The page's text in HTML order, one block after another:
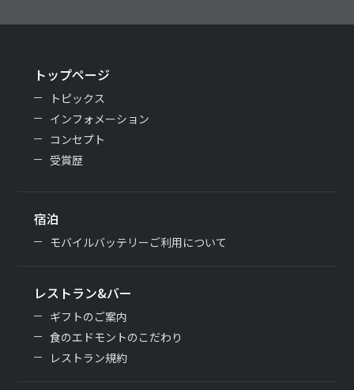
トップページ
トピックス
インフォメーション
コンセプト
受賞歴
宿泊
モバイルバッテリーご利用について
レストラン&バー
ギフトのご案内
食のエドモントのこだわり
レストラン規約